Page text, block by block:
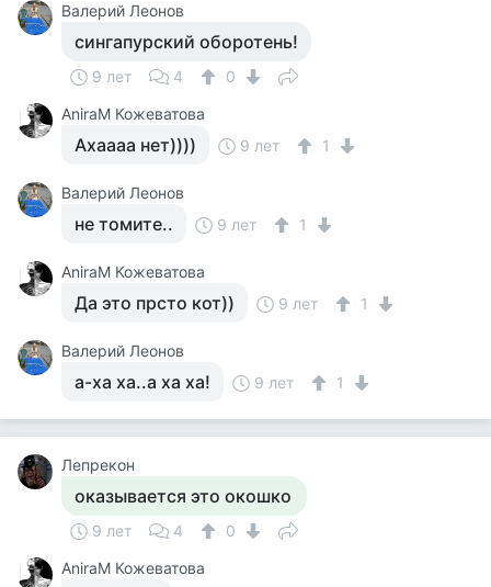
Валерий Леонов
сингапурский оборотень!
9 лет 4
0
AniraM Кожеватова
Ахаааа нет)))) 9 лет 1
Валерий Леонов
не томите.. 9 лет 1
AniraM Кожеватова
Да это прсто кот)) 9 лет 1
Валерий Леонов
а-ха ха..а ха ха! 9 лет 1
Лепрекон
оказывается это окошко
9 лет 4
0
AniraM Кожеватова